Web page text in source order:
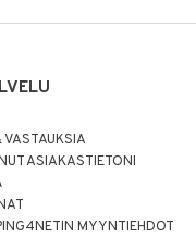
ASIAKASTIETONI
MYYNTIEHDOT